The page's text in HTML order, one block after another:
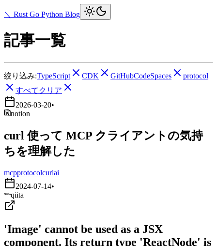
＼ Rust Go Python Blog
記事一覧
絞り込み:TypeScript CDK GitHubCodeSpaces
protocol
すべてクリア
2026-03-20•
notion
curl 使って MCP クライアントの気持
ちを理解した
mcpprotocolcurlai
2024-07-14•
qiita
'Image' cannot be used as a JSX
component. Its return type 'ReactNode' is